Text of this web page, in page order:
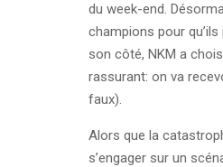
du week-end.
champions pour
son côté, NKM a
rassurant: on va
faux).
Alors que la
s’engager sur un